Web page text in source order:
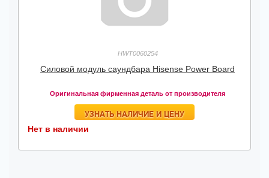
HWT0060254
Силовой модуль саундбара Hisense Power Board
Оригинальная фирменная деталь от производителя
УЗНАТЬ НАЛИЧИЕ И ЦЕНУ
Нет в наличии